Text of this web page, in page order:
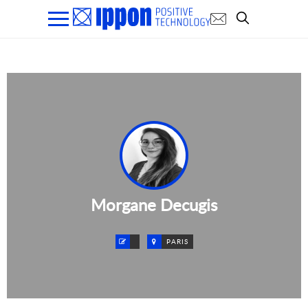
Morgane Decugis
PARIS